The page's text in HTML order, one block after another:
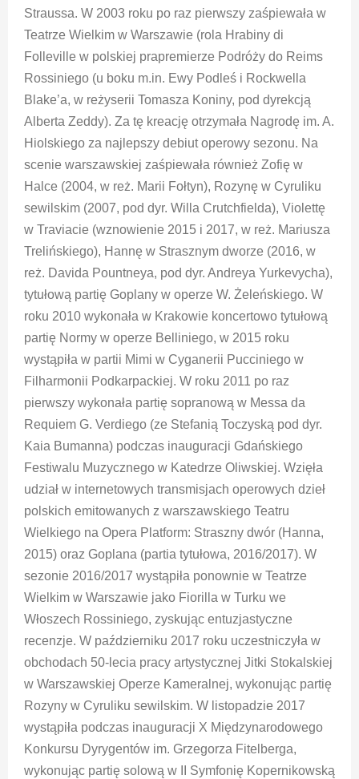
Straussa. W 2003 roku po raz pierwszy zaśpiewała w
Teatrze Wielkim w Warszawie (rola Hrabiny di
Folleville w polskiej prapremierze Podróży do Reims
Rossiniego (u boku m.in. Ewy Podleś i Rockwella
Blake’a, w reżyserii Tomasza Koniny, pod dyrekcją
Alberta Zeddy). Za tę kreację otrzymała Nagrodę im. A.
Hiolskiego za najlepszy debiut operowy sezonu. Na
scenie warszawskiej zaśpiewała również Zofię w
Halce (2004, w reż. Marii Fołtyn), Rozynę w Cyruliku
sewilskim (2007, pod dyr. Willa Crutchfielda), Violettę
w Traviacie (wznowienie 2015 i 2017, w reż. Mariusza
Trelińskiego), Hannę w Strasznym dworze (2016, w
reż. Davida Pountneya, pod dyr. Andreya Yurkevycha),
tytułową partię Goplany w operze W. Żeleńskiego. W
roku 2010 wykonała w Krakowie koncertowo tytułową
partię Normy w operze Belliniego, w 2015 roku
wystąpiła w partii Mimi w Cyganerii Pucciniego w
Filharmonii Podkarpackiej. W roku 2011 po raz
pierwszy wykonała partię sopranową w Messa da
Requiem G. Verdiego (ze Stefanią Toczyską pod dyr.
Kaia Bumanna) podczas inauguracji Gdańskiego
Festiwalu Muzycznego w Katedrze Oliwskiej. Wzięła
udział w internetowych transmisjach operowych dzieł
polskich emitowanych z warszawskiego Teatru
Wielkiego na Opera Platform: Straszny dwór (Hanna,
2015) oraz Goplana (partia tytułowa, 2016/2017). W
sezonie 2016/2017 wystąpiła ponownie w Teatrze
Wielkim w Warszawie jako Fiorilla w Turku we
Włoszech Rossiniego, zyskując entuzjastyczne
recenzje. W październiku 2017 roku uczestniczyła w
obchodach 50-lecia pracy artystycznej Jitki Stokalskiej
w Warszawskiej Operze Kameralnej, wykonując partię
Rozyny w Cyruliku sewilskim. W listopadzie 2017
wystąpiła podczas inauguracji X Międzynarodowego
Konkursu Dyrygentów im. Grzegorza Fitelberga,
wykonując partię solową w II Symfonię Kopernikowską